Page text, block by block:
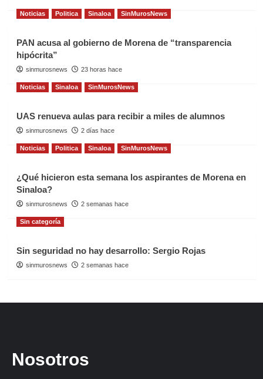
Noticias Politica Sinaloa SinMurosNews
PAN acusa al gobierno de Morena de “transparencia
hipócrita”
sinmurosnews 23 horas hace
Noticias Sinaloa SinMurosNews
UAS renueva aulas para recibir a miles de alumnos
sinmurosnews 2 días hace
Noticias Politica Sinaloa SinMurosNews
¿Qué hicieron esta semana los aspirantes de Morena en
Sinaloa?
sinmurosnews 2 semanas hace
Sin categoría
Sin seguridad no hay desarrollo: Sergio Rojas
sinmurosnews 2 semanas hace
Nosotros